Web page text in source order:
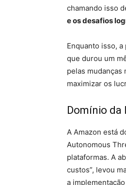
chamando isso
e os desafios
Enquanto isso,
que durou um
pelas mudanças
maximizar os
Domínio da
A Amazon está
Autonomous
plataformas. A
custos”, levou
a